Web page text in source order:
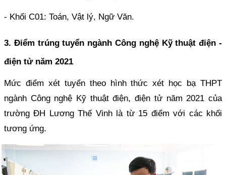
- Khối C01: Toán, Vật lý, Ngữ Văn.
3. Điểm trúng tuyển ngành Công nghệ Kỹ thuật điện -
điện tử năm 2021
Mức điểm xét tuyển theo hình thức xét học bạ THPT
ngành Công nghệ Kỹ thuật điện, điện tử năm 2021 của
trường ĐH Lương Thế Vinh là từ 15 điểm với các khối
tương ứng.